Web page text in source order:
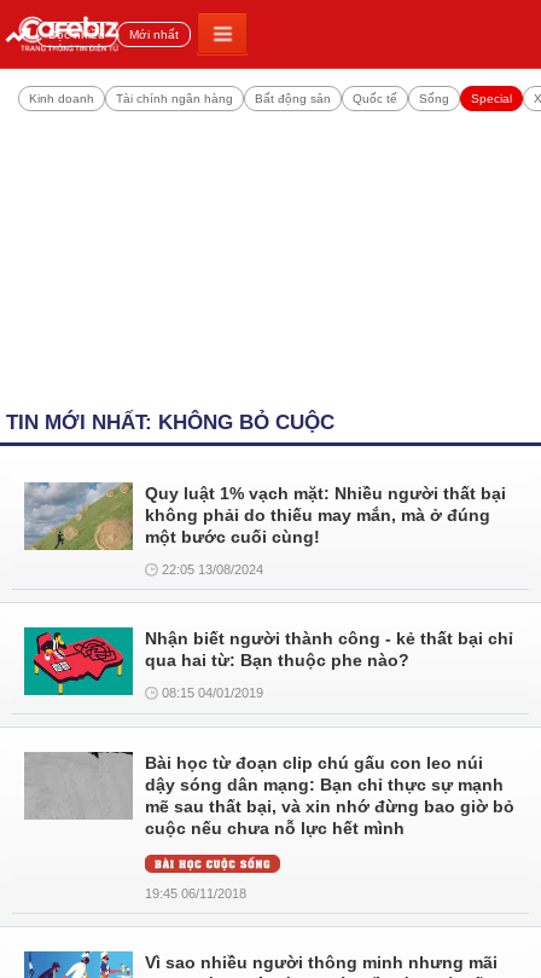
Đọc nhiều Mới nhất
Kinh doanh Tài chính ngân hàng Bất động sản Quốc tế Sống Special
TIN MỚI NHẤT: KHÔNG BỎ CUỘC
Quy luật 1% vạch mặt: Nhiều người thất bại
không phải do thiếu may mắn, mà ở đúng
một bước cuối cùng!
22:05 13/08/2024
Nhận biết người thành công - kẻ thất bại chỉ
qua hai từ: Bạn thuộc phe nào?
08:15 04/01/2019
Bài học từ đoạn clip chú gấu con leo núi
dậy sóng dân mạng: Bạn chỉ thực sự mạnh
mẽ sau thất bại, và xin nhớ đừng bao giờ bỏ
cuộc nếu chưa nỗ lực hết mình
19:45 06/11/2018
Vì sao nhiều người thông minh nhưng mãi